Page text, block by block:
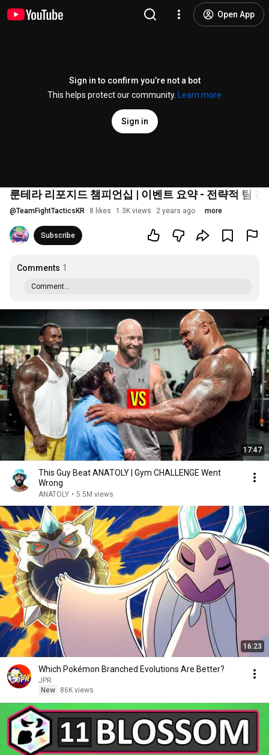
Open App
Sign in to confirm you’re not a bot
This helps protect our community.
Learn more
Sign in
룬테라 리포지드 챔피언십 | 이벤트 요약 - 전략적 팀 전
@TeamFightTacticsKR 8 likes 1.3K views 2 years ago more
Subscribe
Comments 1
Comment...
17:47
This Guy Beat ANATOLY | Gym CHALLENGE Went
Wrong
ANATOLY • 5.5M views
16:23
Which Pokémon Branched Evolutions Are Better?
JPR
New
86K views